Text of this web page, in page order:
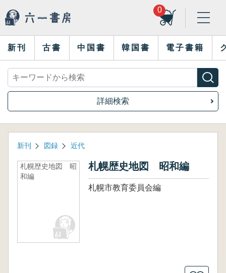
0
新刊 古書 中国書 韓国書 電子書籍
詳細検索
新刊 図録 近代
札幌歴史地図 昭
和編
札幌歴史地図 昭和編
札幌市教育委員会編